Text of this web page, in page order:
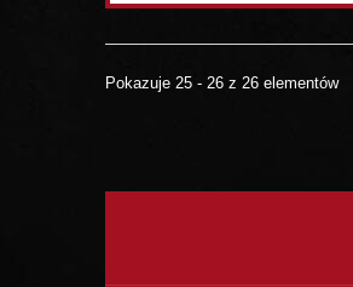
Pokazuje 25 - 26 z 26 elementów